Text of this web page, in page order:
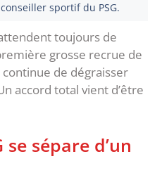
sportif du PSG.
toujours de
grosse recrue de
continue de dégraisser
accord total vient d’être
se sépare d’un